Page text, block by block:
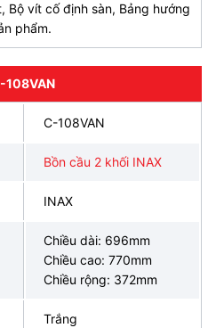
ƯU ĐÃI HẤP DẪN, HỖ
TOÁN
GIAO HÀNG SIÊU TỐC
093 828 6388
giá bàn cầu INAX
vệ sinh
Bộ vít cố định sàn, Bảng hướng
phẩm.
108VAN
C-108VAN
Bồn cầu 2 khối INAX
INAX
Chiều dài: 696mm
Chiều cao: 770mm
Chiều rộng: 372mm
Trắng